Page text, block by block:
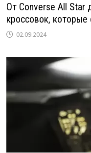
От Converse All Star
кроссовок, которые
02.09.2024